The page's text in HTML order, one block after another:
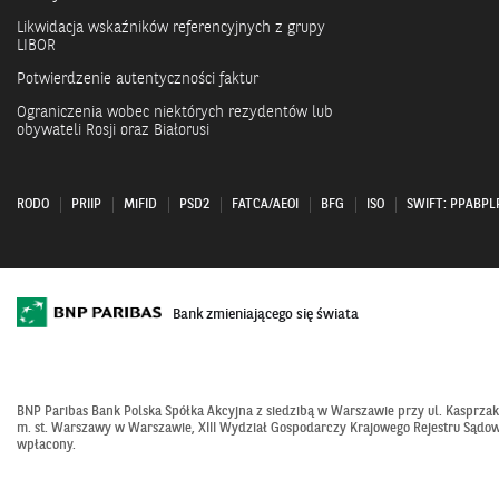
Likwidacja wskaźników referencyjnych z grupy
LIBOR
Potwierdzenie autentyczności faktur
Ograniczenia wobec niektórych rezydentów lub
obywateli Rosji oraz Białorusi
RODO PRIIP MiFID PSD2 FATCA/AEOI BFG ISO SWIFT:
Bank zmieniającego się świata
BNP Paribas Bank Polska Spółka Akcyjna z siedzibą w Warszawie przy ul.
m. st. Warszawy w Warszawie, XIII Wydział Gospodarczy Krajowego Rejestru
wpłacony.